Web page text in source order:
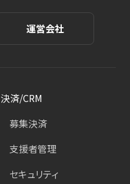
運営会社
決済/CRM
募集決済
支援者管理
セキュリティ